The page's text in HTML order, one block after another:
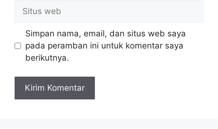
Situs
web
Simpan nama, email, dan situs web saya
pada peramban ini untuk komentar saya
berikutnya.